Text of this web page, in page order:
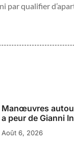
par qualifier
Manœuvres
a peur de Gianni
Août 6, 2026